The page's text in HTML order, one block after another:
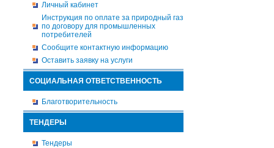
Личный кабинет
Инструкция по оплате за природный газ
по договору для промышленных
потребителей
Сообщите контактную информацию
Оставить заявку на услуги
СОЦИАЛЬНАЯ ОТВЕТСТВЕННОСТЬ
Благотворительность
ТЕНДЕРЫ
Тендеры